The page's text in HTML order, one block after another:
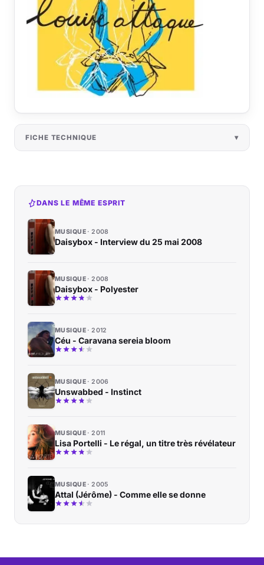
FICHE TECHNIQUE
DANS LE MÊME ESPRIT
MUSIQUE 2008
Daisybox - Interview du 25 mai 2008
MUSIQUE 2008
Daisybox - Polyester
MUSIQUE 2012
Céu - Caravana sereia bloom
MUSIQUE 2006
Unswabbed - Instinct
MUSIQUE 2011
Lisa Portelli - Le régal, un titre très révélateur
MUSIQUE 2005
Attal (Jérôme) - Comme elle se donne